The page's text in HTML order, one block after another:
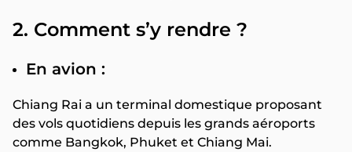
2. Comment s’y rendre ?
En avion :
Chiang Rai a un terminal domestique proposant
des vols quotidiens depuis les grands aéroports
comme Bangkok, Phuket et Chiang Mai.